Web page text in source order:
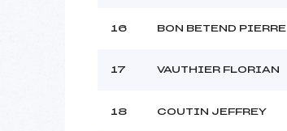
16 BON BETEND PIERRE
17 VAUTHIER FLORIAN
18 COUTIN JEFFREY